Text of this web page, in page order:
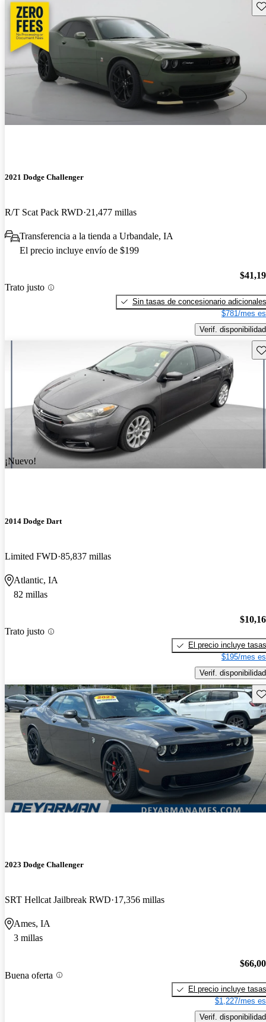
2021 Dodge Challenger
R/T Scat Pack RWD 21,477 millas
Transferencia a la tienda a Urbandale, IA
El precio incluye envío de $199
Trato justo
Sin tasas de concesionario adicionales
$781/mes
Verif. disponibilidad
¡Nuevo!
2014 Dodge Dart
Limited FWD 85,837 millas
Atlantic, IA
82 millas
Trato justo
El precio incluye tasas
$195/mes
Verif. disponibilidad
2023 Dodge Challenger
SRT Hellcat Jailbreak RWD 17,356 millas
Ames, IA
3 millas
Buena oferta
El precio incluye tasas
$1,227/mes
Verif. disponibilidad